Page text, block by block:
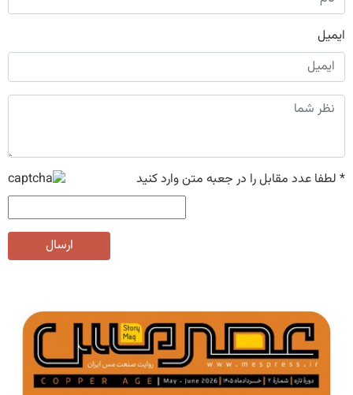
ایمیل
* لطفا عدد مقابل را در جعبه متن وارد کنید
ارسال